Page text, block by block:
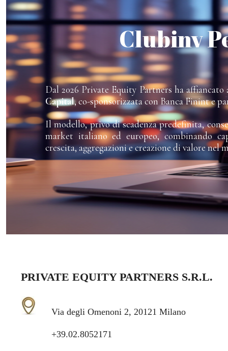
Clubinv
Dal 2026 Private Equity Partners ha
Capital, co-sponsorizzata con Banca Finint e
Il modello, privo di scadenza predefinita,
market italiano ed europeo, combinando
crescita, aggregazioni e creazione di valore nel
PRIVATE EQUITY PARTNERS S.R.L.
Via degli Omenoni 2, 20121 Milano
+39.02.8052171